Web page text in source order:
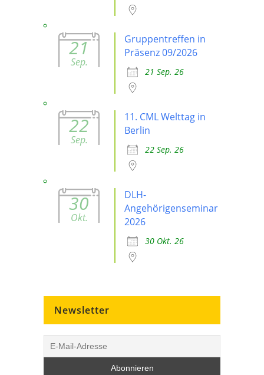
21
Sep.
Gruppentreffen in
Präsenz 09/2026
21 Sep. 26
22
Sep.
11. CML Welttag in
Berlin
22 Sep. 26
30
Okt.
DLH-
Angehörigenseminar
2026
30 Okt. 26
Newsletter